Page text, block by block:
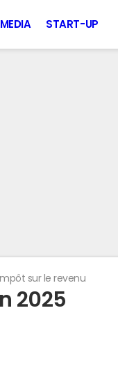
MEDIA START-UP
sur le revenu
2025